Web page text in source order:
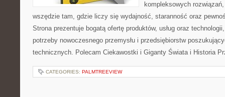
kompleksowych
wszędzie tam, gdzie liczy się wydajność, staranność oraz
Strona prezentuje bogatą ofertę produktów, usług oraz
potrzeby nowoczesnego przemysłu i przedsiębiorstw
technicznych. Polecam Ciekawostki i Giganty Świata i Historia
CATEGORIES: PALMTREEVIEW